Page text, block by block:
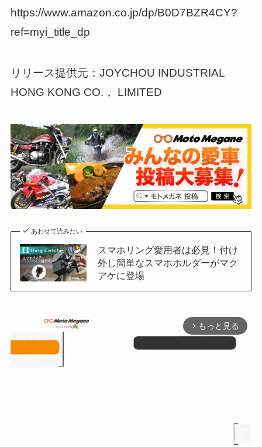
https://www.amazon.co.jp/dp/B0D7BZR4CY?
ref=myi_title_dp
リリース提供元：JOYCHOU INDUSTRIAL
HONG KONG CO.， LIMITED
あわせて読みたい
スマホリング愛用者は必見！付け
外し簡単なスマホホルダーがマク
アケに登場
arrow_forward_ios もっと見る